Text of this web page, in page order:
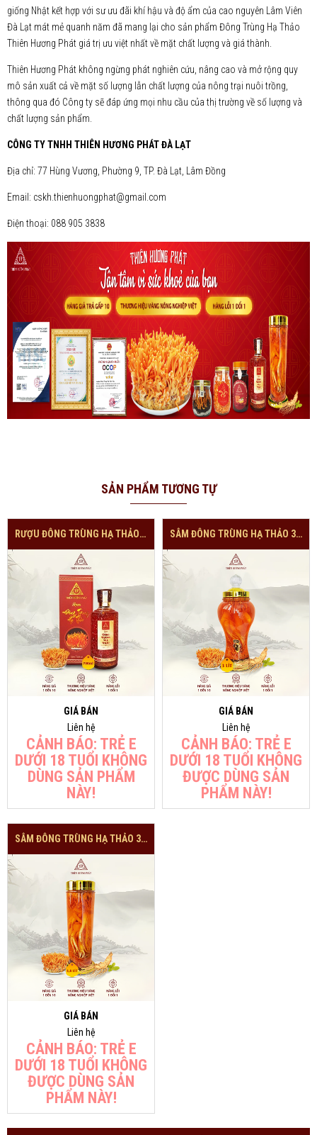
giống Nhật kết hợp với sư ưu đãi khí hậu và độ ẩm của cao nguyên Lâm Viên
Đà Lạt mát mẻ quanh năm đã mang lại cho sản phẩm Đông Trùng Hạ Thảo
Thiên Hương Phát giá trị ưu việt nhất về mặt chất lượng và giá thành.
Thiên Hương Phát không ngừng phát nghiên cứu, nâng cao và mở rộng quy
mô sản xuất cả về mặt số lượng lẫn chất lượng của nông trại nuôi trồng,
thông qua đó Công ty sẽ đáp ứng mọi nhu cầu của thị trường về số lượng và
chất lượng sản phẩm.
CÔNG TY TNHH THIÊN HƯƠNG PHÁT ĐÀ LẠT
Địa chỉ: 77 Hùng Vương, Phường 9, TP. Đà Lạt, Lâm Đồng
Email: cskh.thienhuongphat@gmail.com
Điện thoại: 088 905 3838
SẢN PHẨM TƯƠNG TỰ
RƯỢU ĐÔNG TRÙNG HẠ THẢO 700 ML
GIÁ BÁN
Liên hệ
CẢNH BÁO: TRẺ E
DƯỚI 18 TUỔI KHÔNG
DÙNG SẢN PHẨM
NÀY!
SÂM ĐÔNG TRÙNG HẠ THẢO 3 LÍT
GIÁ BÁN
Liên hệ
CẢNH BÁO: TRẺ E
DƯỚI 18 TUỔI KHÔNG
ĐƯỢC DÙNG SẢN
PHẨM NÀY!
SÂM ĐÔNG TRÙNG HẠ THẢO 3.8 LÍT
GIÁ BÁN
Liên hệ
CẢNH BÁO: TRẺ E
DƯỚI 18 TUỔI KHÔNG
ĐƯỢC DÙNG SẢN
PHẨM NÀY!